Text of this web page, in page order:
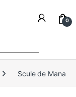
0
Scule de Mana